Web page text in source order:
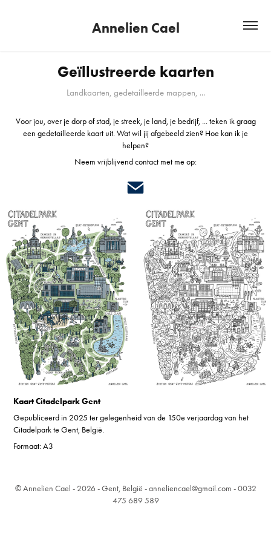
Annelien Cael
Geïllustreerde kaarten
Landkaarten, gedetailleerde mappen, ...
Voor jou, over je dorp of stad, je streek, je land, je bedrijf, ... teken ik graag
een gedetailleerde kaart uit. Wat wil jij afgebeeld zien? Hoe kan ik je
helpen?
Neem vrijblijvend contact met me op:
Kaart Citadelpark Gent
Gepubliceerd in 2025 ter gelegenheid van de 150e verjaardag van het
Citadelpark te Gent, België.
Formaat: A3
© Annelien Cael - 2026 - Gent, België - anneliencael@gmail.com - 0032
475 689 589